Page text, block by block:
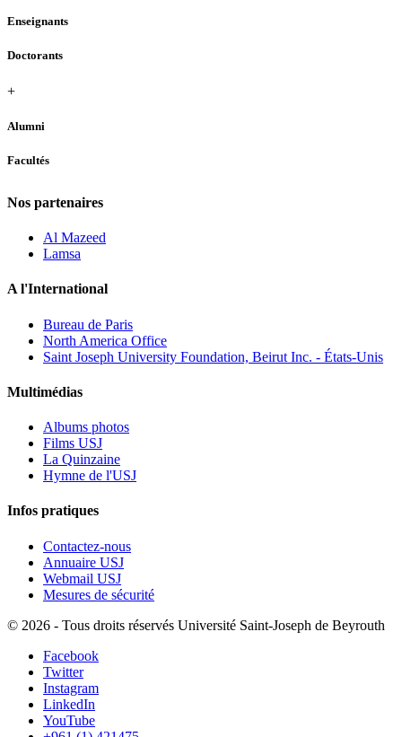
Enseignants
Doctorants
+
Alumni
Facultés
Nos partenaires
Al Mazeed
Lamsa
A l'International
Bureau de Paris
North America Office
Saint Joseph University Foundation, Beirut Inc. - États-Unis
Multimédias
Albums photos
Films USJ
La Quinzaine
Hymne de l'USJ
Infos pratiques
Contactez-nous
Annuaire USJ
Webmail USJ
Mesures de sécurité
© 2026 - Tous droits réservés Université Saint-Joseph de Beyrouth
Facebook
Twitter
Instagram
LinkedIn
YouTube